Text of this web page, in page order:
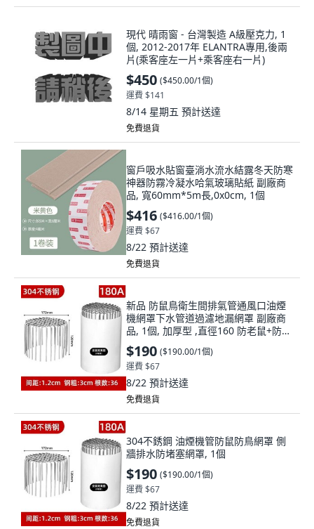
現代 晴雨窗 - 台灣製造 A級壓克力, 1
個, 2012-2017年 ELANTRA專用,後兩
片(乘客座左一片+乘客座右一片)
$450 ($450.00/1個)
運費 $141
8/14 星期五 預計送達
免費退貨
窗戶吸水貼窗臺淌水流水結露冬天防寒
神器防霧冷凝水哈氣玻璃貼紙 副廠商
品, 寬60mm*5m長,0x0cm, 1個
$416 ($416.00/1個)
運費 $67
8/22 預計送達
免費退貨
新品 防鼠鳥衛生間排氣管通風口油煙
機網罩下水管道過濾地漏網罩 副廠商
品, 1個, 加厚型 ,直徑160 防老鼠+防鳥
+防蛇
$190 ($190.00/1個)
運費 $67
8/22 預計送達
免費退貨
304不銹鋼 油煙機管防鼠防鳥網罩 側
牆排水防堵塞網罩, 1個
$190 ($190.00/1個)
運費 $67
8/22 預計送達
免費退貨